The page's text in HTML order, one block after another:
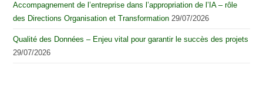
Accompagnement de l’entreprise dans l’appropriation de l’IA – rôle
des Directions Organisation et Transformation 29/07/2026
Qualité des Données – Enjeu vital pour garantir le succès des projets
29/07/2026